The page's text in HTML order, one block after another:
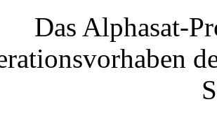
Das Alphasat-